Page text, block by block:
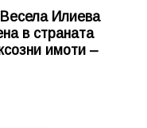
Илиева
в страната
имоти –